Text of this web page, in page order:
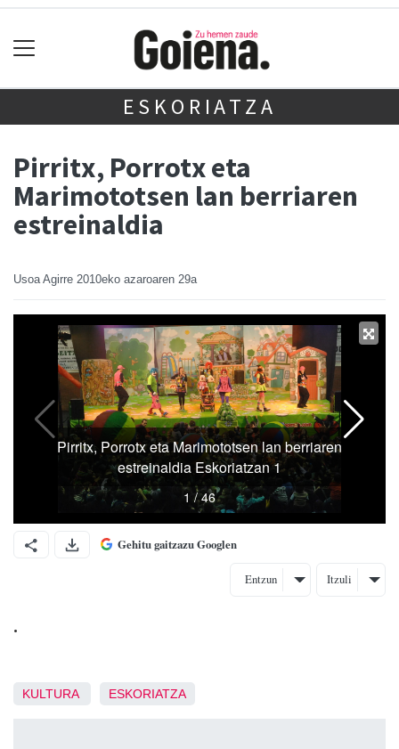
ESKORIATZA
Pirritx, Porrotx eta
Marimototsen lan berriaren
estreinaldia
Usoa Agirre 2010eko azaroaren 29a
Gehitu gaitzazu Googlen
Entzun Itzuli
.
KULTURA ESKORIATZA